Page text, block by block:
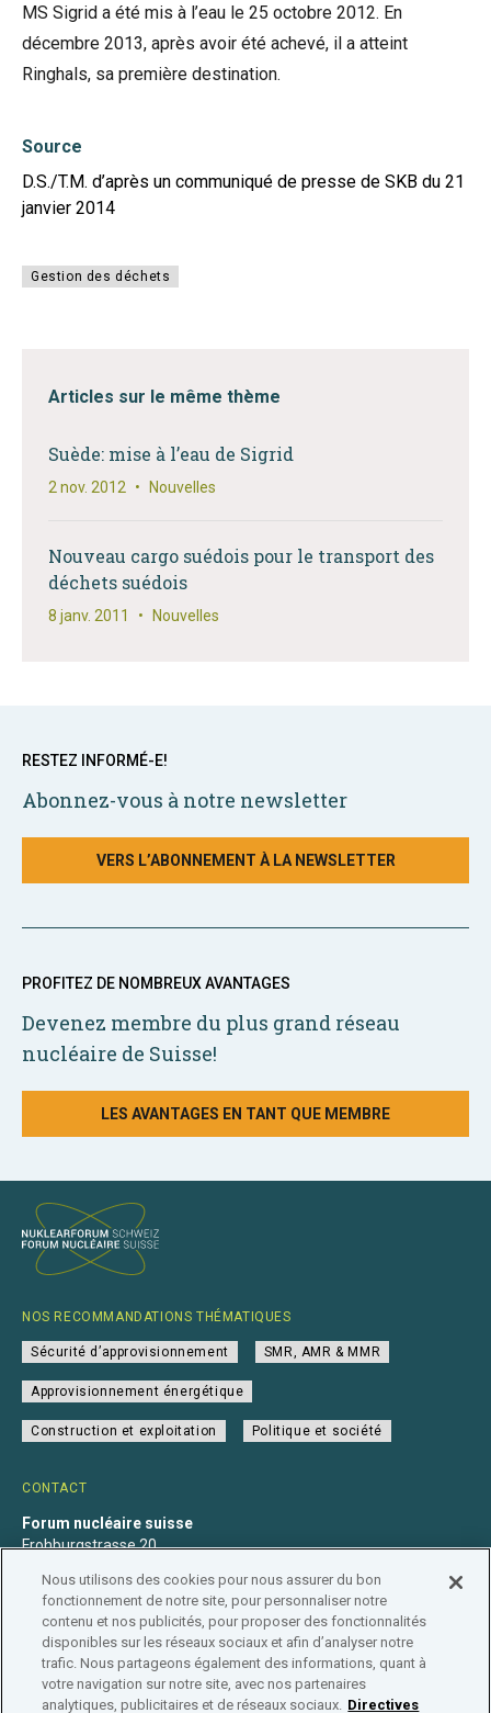
MS Sigrid a été mis à l’eau le 25 octobre 2012. En
décembre 2013, après avoir été achevé, il a atteint
Ringhals, sa première destination.
Source
D.S./T.M. d’après un communiqué de presse de SKB du 21
janvier 2014
Gestion des déchets
Articles sur le même thème
Suède: mise à l’eau de Sigrid
2 nov. 2012 • Nouvelles
Nouveau cargo suédois pour le transport des
déchets suédois
8 janv. 2011 • Nouvelles
RESTEZ INFORMÉ-E!
Abonnez-vous à notre newsletter
VERS L’ABONNEMENT À LA NEWSLETTER
PROFITEZ DE NOMBREUX AVANTAGES
Devenez membre du plus grand réseau
nucléaire de Suisse!
LES AVANTAGES EN TANT QUE MEMBRE
CONTACT
Forum nucléaire suisse
Frohburgstrasse 20
+41 31 560 36 50
info@nuklearforum.ch
NOS RECOMMANDATIONS THÉMATIQUES
Sécurité d’approvisionnement SMR, AMR & MMR
Approvisionnement énergétique
Construction et exploitation Politique et société
Nous utilisons des cookies pour nous assurer du bon
fonctionnement de notre site, pour personnaliser notre
contenu et nos publicités, pour proposer des fonctionnalités
disponibles sur les réseaux sociaux et afin d’analyser notre
trafic. Nous partageons également des informations, quant à
votre navigation sur notre site, avec nos partenaires
analytiques, publicitaires et de réseaux sociaux. Directives